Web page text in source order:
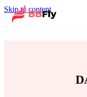
Skip to content